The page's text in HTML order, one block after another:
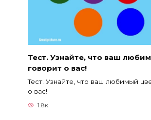
Тест. Узнайте, что ваш
говорит о вас!
Тест. Узнайте, что ваш любимый
о вас!
1.8к.